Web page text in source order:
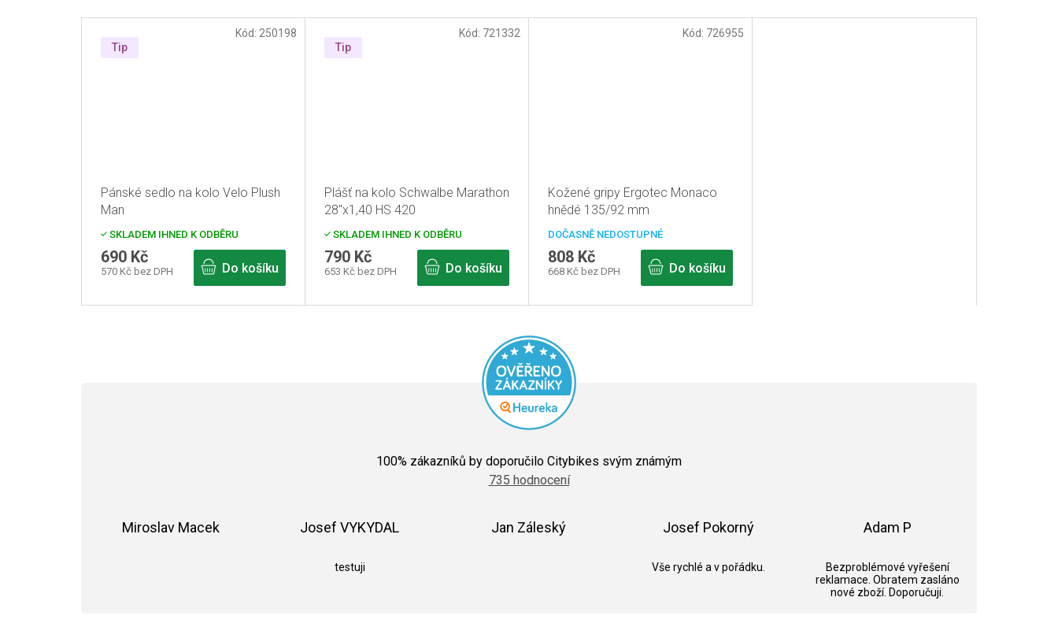
Tip
Pánské sedlo na kolo Velo Plush
Man
SKLADEM IHNED K ODBĚRU
570 Kč bez DPH
690 Kč
Do košíku
Kód: 250198
Tip
Plášť na kolo Schwalbe Marathon
28"x1,40 HS 420
SKLADEM IHNED K ODBĚRU
653 Kč bez DPH
790 Kč
Do košíku
Kód: 721332
Kožené gripy Ergotec Monaco
hnědé 135/92 mm
DOČASNĚ NEDOSTUPNÉ
668 Kč bez DPH
808 Kč
Do košíku
Kód: 726955
hodnocení
obchodu
je
5
hvězdiček.
100% zákazníků by doporučilo Citybikes svým známým
735 hodnocení
Miroslav Macek Josef VYKYDAL
testuji
Jan Záleský Josef Pokorný
Vše rychlé a v pořádku.
Adam P
Bezproblémové vyřešení
reklamace. Obratem zasláno
nové zboží. Doporučuji.